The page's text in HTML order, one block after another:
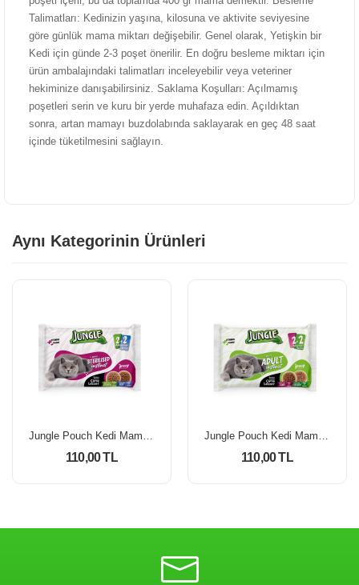
Talimatları: Kedinizin yaşına, kilosuna ve aktivite seviyesine
göre günlük mama miktarı değişebilir. Genel olarak, Yetişkin bir
Kedi için günde 2-3 poşet önerilir. En doğru besleme miktarı için
ürün ambalajındaki talimatları inceleyebilir veya veteriner
hekiminize danışabilirsiniz. Saklama Koşulları: Açılmamış
poşetleri serin ve kuru bir yerde muhafaza edin. Açıldıktan
sonra, artan mamayı buzdolabında saklayarak en geç 48 saat
içinde tüketilmesini sağlayın.
Aynı Kategorinin Ürünleri
110,00 TL 110,00 TL